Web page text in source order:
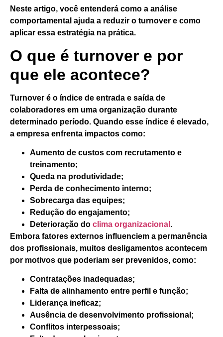
Neste artigo, você entenderá como a análise
comportamental ajuda a reduzir o turnover e como
aplicar essa estratégia na prática.
O que é turnover e por
que ele acontece?
Turnover é o índice de entrada e saída de
colaboradores em uma organização durante
determinado período. Quando esse índice é elevado,
a empresa enfrenta impactos como:
Aumento de custos com recrutamento e
treinamento;
Queda na produtividade;
Perda de conhecimento interno;
Sobrecarga das equipes;
Redução do engajamento;
Deterioração do clima organizacional .
Embora fatores externos influenciem a permanência
dos profissionais, muitos desligamentos acontecem
por motivos que poderiam ser prevenidos, como:
Contratações inadequadas;
Falta de alinhamento entre perfil e função;
Liderança ineficaz;
Ausência de desenvolvimento profissional;
Conflitos interpessoais;